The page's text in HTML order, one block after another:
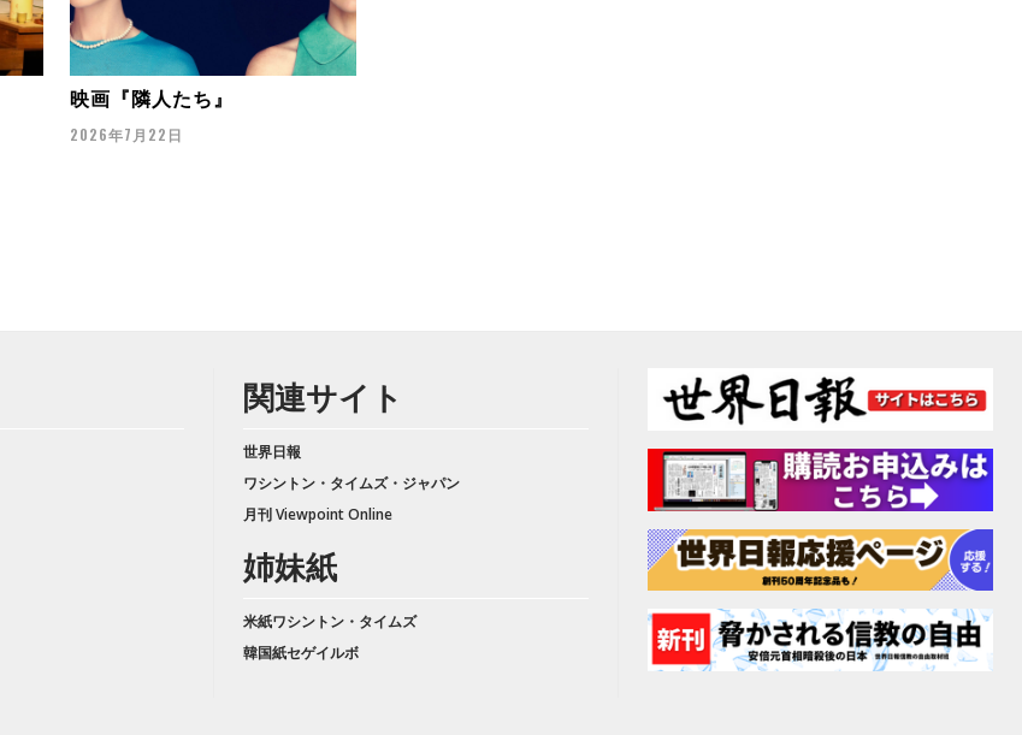
映画『隣人たち』
2026年7月22日
関連サイト
世界日報
ワシントン・タイムズ・ジャパン
月刊 Viewpoint Online
姉妹紙
米紙ワシントン・タイムズ
韓国紙セゲイルボ